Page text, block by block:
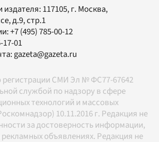
издателя: 117105, г. Москва,
д.9, стр.1
+7 (495) 785-00-12
17-01
gazeta@gazeta.ru
регистрации СМИ Эл № ФС77-67642
службой по надзору в сфере
технологий и массовых
10.11.2016 г. Редакция не
за достоверность информации,
объявлениях. Редакция не